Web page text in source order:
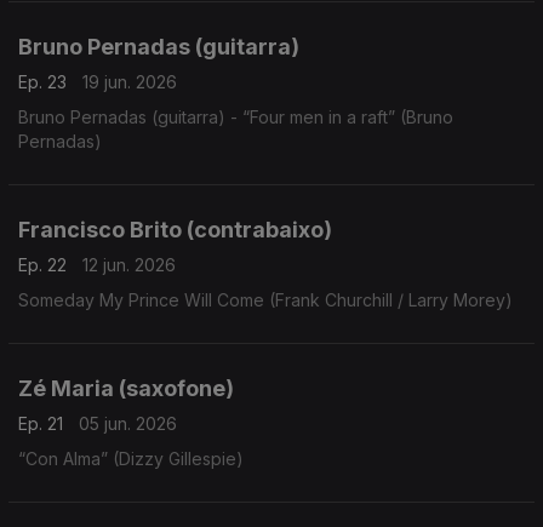
Bruno Pernadas (guitarra)
Ep. 23
19 jun. 2026
Bruno Pernadas (guitarra) - “Four men in a raft” (Bruno
Pernadas)
Francisco Brito (contrabaixo)
Ep. 22
12 jun. 2026
Someday My Prince Will Come (Frank Churchill / Larry Morey)
Zé Maria (saxofone)
Ep. 21
05 jun. 2026
“Con Alma” (Dizzy Gillespie)